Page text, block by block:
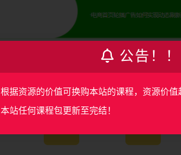
公告！！
根据资源的价值可换购本站的课程，资源价值
本站任何课程包更新至完结！